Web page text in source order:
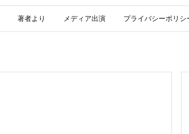
著者より メディア出演 プライバシーポリシ